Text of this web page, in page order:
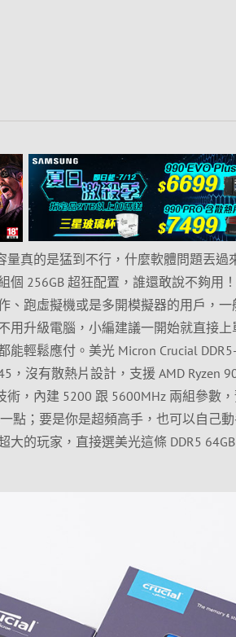
量真的是猛到不行，什麼軟體問題丟過
256GB 超狂配置，誰還敢說不夠用
、跑虛擬機或是多開模擬器的用戶，一
升級電腦，小編建議一開始就直接上
輕鬆應付。美光 Micron Crucial
沒有散熱片設計，支援 AMD Ryzen
術，內建 5200 跟 5600MHz 兩組參數
點；要是你是超頻高手，也可以自己
的玩家，直接選美光這條 DDR5 64GB